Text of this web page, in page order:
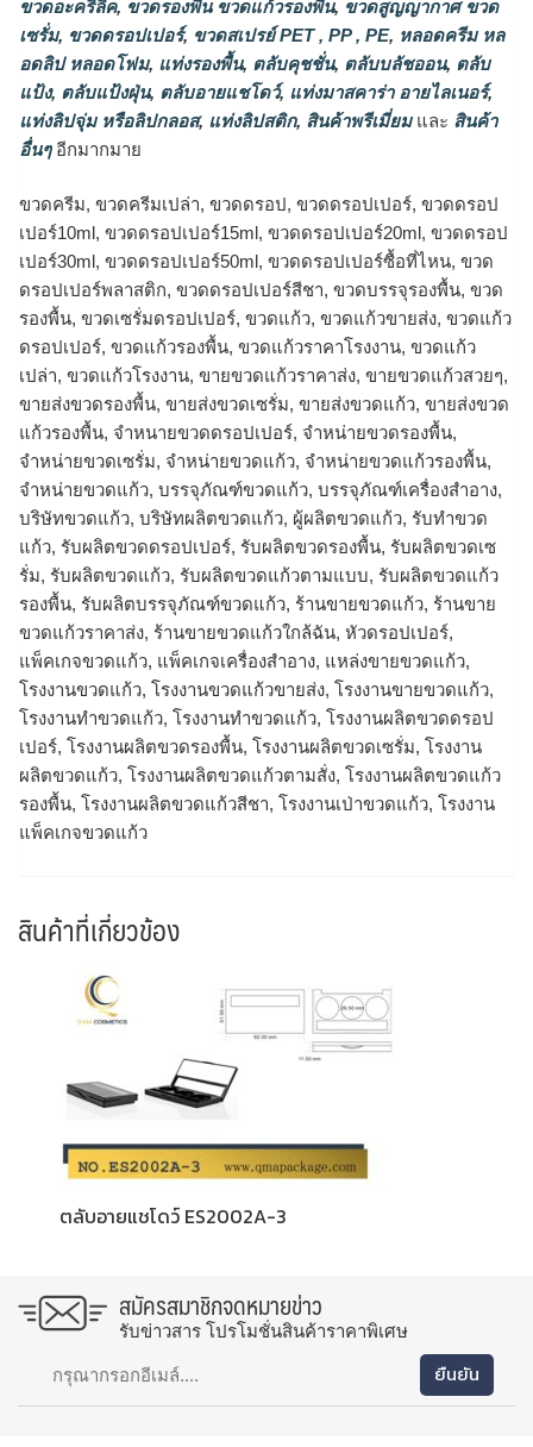
ขวดอะคริลิค, ขวดรองพื้น ขวดแก้วรองพื้น, ขวดสูญญากาศ ขวด
เซรั่ม, ขวดดรอปเปอร์, ขวดสเปรย์ PET , PP , PE, หลอดครีม หล
อดลิป หลอดโฟม, แท่งรองพื้น, ตลับคุชชั่น, ตลับบลัชออน, ตลับ
แป้ง, ตลับแป้งฝุ่น, ตลับอายแชโดว์, แท่งมาสคาร่า อายไลเนอร์,
แท่งลิปจุ่ม หรือลิปกลอส, แท่งลิปสติก, สินค้าพรีเมี่ยมและ สินค้า
อื่นๆอีกมากมาย
ขวดครีม, ขวดครีมเปล่า, ขวดดรอป, ขวดดรอปเปอร์, ขวดดรอป
เปอร์10ml, ขวดดรอปเปอร์15ml, ขวดดรอปเปอร์20ml, ขวดดรอป
เปอร์30ml, ขวดดรอปเปอร์50ml, ขวดดรอปเปอร์ซื้อที่ไหน, ขวด
ดรอปเปอร์พลาสติก, ขวดดรอปเปอร์สีชา, ขวดบรรจุรองพื้น, ขวด
รองพื้น, ขวดเซรั่มดรอปเปอร์, ขวดแก้ว, ขวดแก้วขายส่ง, ขวดแก้ว
ดรอปเปอร์, ขวดแก้วรองพื้น, ขวดแก้วราคาโรงงาน, ขวดแก้ว
เปล่า, ขวดแก้วโรงงาน, ขายขวดแก้วราคาส่ง, ขายขวดแก้วสวยๆ,
ขายส่งขวดรองพื้น, ขายส่งขวดเซรั่ม, ขายส่งขวดแก้ว, ขายส่งขวด
แก้วรองพื้น, จำหนายขวดดรอปเปอร์, จำหน่ายขวดรองพื้น,
จำหน่ายขวดเซรั่ม, จำหน่ายขวดแก้ว, จำหน่ายขวดแก้วรองพื้น,
จําหน่ายขวดแก้ว, บรรจุภัณฑ์ขวดแก้ว, บรรจุภัณฑ์เครื่องสำอาง,
บริษัทขวดแก้ว, บริษัทผลิตขวดแก้ว, ผู้ผลิตขวดแก้ว, รับทำขวด
แก้ว, รับผลิตขวดดรอปเปอร์, รับผลิตขวดรองพื้น, รับผลิตขวดเซ
รั่ม, รับผลิตขวดแก้ว, รับผลิตขวดแก้วตามแบบ, รับผลิตขวดแก้ว
รองพื้น, รับผลิตบรรจุภัณฑ์ขวดแก้ว, ร้านขายขวดแก้ว, ร้านขาย
ขวดแก้วราคาส่ง, ร้านขายขวดแก้วใกล้ฉัน, หัวดรอปเปอร์,
แพ็คเกจขวดแก้ว, แพ็คเกจเครื่องสำอาง, แหล่งขายขวดแก้ว,
โรงงานขวดแก้ว, โรงงานขวดแก้วขายส่ง, โรงงานขายขวดแก้ว,
โรงงานทำขวดแก้ว, โรงงานทําขวดแก้ว, โรงงานผลิตขวดดรอป
เปอร์, โรงงานผลิตขวดรองพื้น, โรงงานผลิตขวดเซรั่ม, โรงงาน
ผลิตขวดแก้ว, โรงงานผลิตขวดแก้วตามสั่ง, โรงงานผลิตขวดแก้ว
รองพื้น, โรงงานผลิตขวดแก้วสีชา, โรงงานเป่าขวดแก้ว, โรงงาน
แพ็คเกจขวดแก้ว
สินค้าที่เกี่ยวข้อง
ตลับอายแชโดว์ ES2002A-3
สมัครสมาชิกจดหมายข่าว
รับข่าวสาร โปรโมชั่นสินค้าราคาพิเศษ